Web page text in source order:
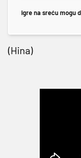
Igre na sreću mogu
(Hina)